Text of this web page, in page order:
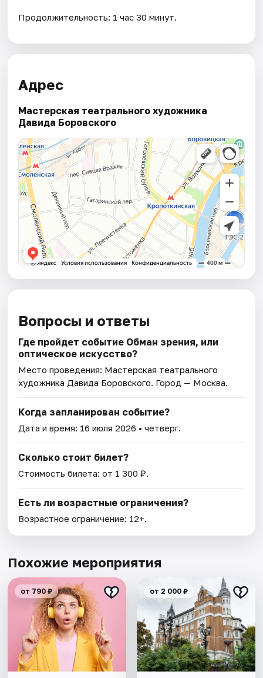
Продолжительность: 1 час 30 минут.
Адрес
Мастерская театрального художника
Давида Боровского
Вопросы и ответы
Где пройдет событие Обман зрения, или
оптическое искусство?
Место проведения: Мастерская театрального
художника Давида Боровского. Город — Москва.
Когда запланирован событие?
Дата и время: 16 июля 2026 • четверг.
Сколько стоит билет?
Стоимость билета: от 1 300 ₽.
Есть ли возрастные ограничения?
Возрастное ограничение: 12+.
Похожие мероприятия
от 790 ₽ от 2 000 ₽